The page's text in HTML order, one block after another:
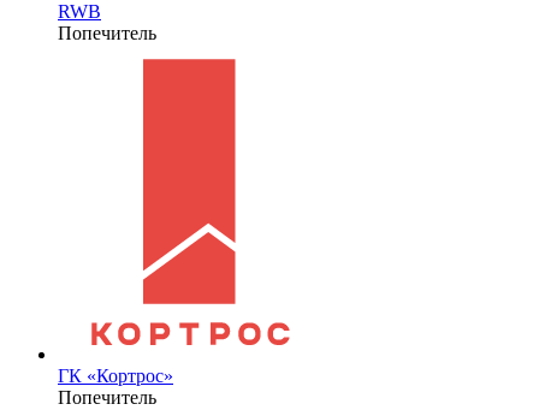
RWB
Попечитель
ГК «Кортрос»
Попечитель